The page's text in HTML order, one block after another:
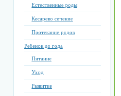
Естественные роды
Кесарево сечение
Протекание родов
Ребенок до года
Питание
Уход
Развитие